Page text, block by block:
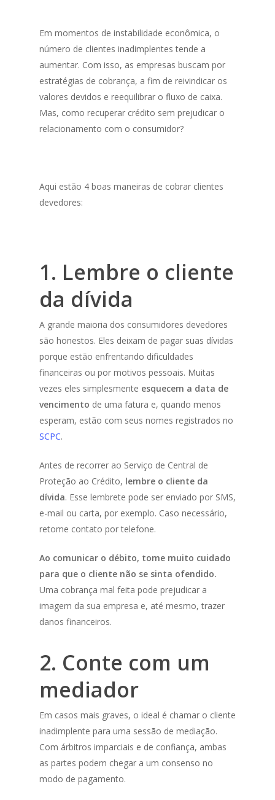
Em momentos de instabilidade econômica, o
número de clientes inadimplentes tende a
aumentar. Com isso, as empresas buscam por
estratégias de cobrança, a fim de reivindicar os
valores devidos e reequilibrar o fluxo de caixa.
Mas, como recuperar crédito sem prejudicar o
relacionamento com o consumidor?
Aqui estão 4 boas maneiras de cobrar clientes
devedores:
1. Lembre o cliente
da dívida
A grande maioria dos consumidores devedores
são honestos. Eles deixam de pagar suas dívidas
porque estão enfrentando dificuldades
financeiras ou por motivos pessoais. Muitas
vezes eles simplesmente esquecem a data de
vencimento de uma fatura e, quando menos
esperam, estão com seus nomes registrados no
SCPC.
Antes de recorrer ao Serviço de Central de
Proteção ao Crédito, lembre o cliente da
dívida. Esse lembrete pode ser enviado por SMS,
e-mail ou carta, por exemplo. Caso necessário,
retome contato por telefone.
Ao comunicar o débito, tome muito cuidado
para que o cliente não se sinta ofendido.
Uma cobrança mal feita pode prejudicar a
imagem da sua empresa e, até mesmo, trazer
danos financeiros.
2. Conte com um
mediador
Em casos mais graves, o ideal é chamar o cliente
inadimplente para uma sessão de mediação.
Com árbitros imparciais e de confiança, ambas
as partes podem chegar a um consenso no
modo de pagamento.